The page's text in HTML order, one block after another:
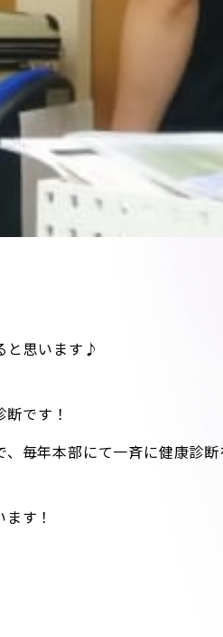
と思います♪
です！
毎年本部にて一斉に健康診断
す！